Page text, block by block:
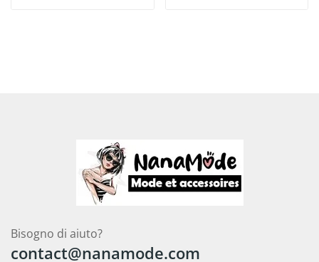
Bisogno di aiuto?
contact@nanamode.com